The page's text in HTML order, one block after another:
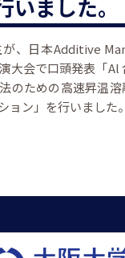
いました。
、日本Additive
大会で口頭発表「Al
のための高速昇温
ョン」を行いました。